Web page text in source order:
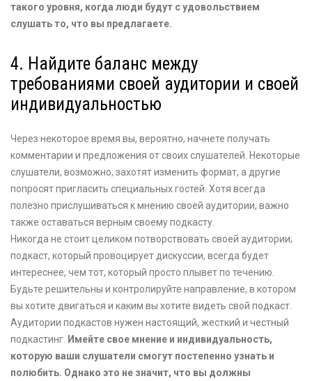
такого уровня, когда люди будут с удовольствием
слушать то, что вы предлагаете.
4. Найдите баланс между
требованиями своей аудитории и своей
индивидуальностью
Через некоторое время вы, вероятно, начнете получать
комментарии и предложения от своих слушателей. Некоторые
слушатели, возможно, захотят изменить формат, а другие
попросят пригласить специальных гостей. Хотя всегда
полезно прислушиваться к мнению своей аудитории, важно
также оставаться верным своему подкасту.
Никогда не стоит целиком потворствовать своей аудитории;
подкаст, который провоцирует дискуссии, всегда будет
интереснее, чем тот, который просто плывет по течению.
Будьте решительны и контролируйте направление, в котором
вы хотите двигаться и каким вы хотите видеть свой подкаст.
Аудитории подкастов нужен настоящий, жесткий и честный
подкастинг. Имейте свое мнение и индивидуальность,
которую ваши слушатели смогут постепенно узнать и
полюбить. Однако это не значит, что вы должны